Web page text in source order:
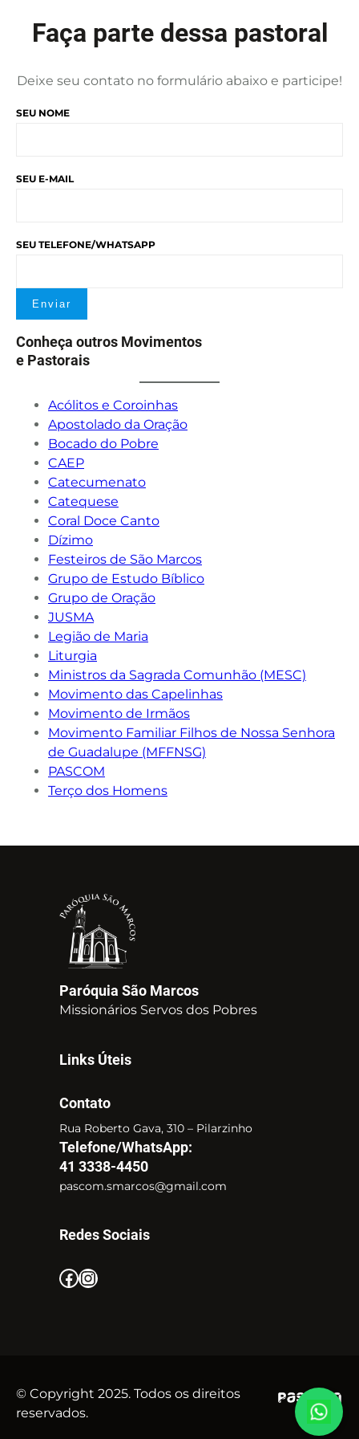
Faça parte dessa pastoral
Deixe seu contato no formulário abaixo e participe!
SEU NOME
SEU E-MAIL
SEU TELEFONE/WHATSAPP
Conheça outros Movimentos
e Pastorais
Acólitos e Coroinhas
Apostolado da Oração
Bocado do Pobre
CAEP
Catecumenato
Catequese
Coral Doce Canto
Dízimo
Festeiros de São Marcos
Grupo de Estudo Bíblico
Grupo de Oração
JUSMA
Legião de Maria
Liturgia
Ministros da Sagrada Comunhão (MESC)
Movimento das Capelinhas
Movimento de Irmãos
Movimento Familiar Filhos de Nossa Senhora
de Guadalupe (MFFNSG)
PASCOM
Terço dos Homens
Paróquia São Marcos
Missionários Servos dos Pobres
Links Úteis
Contato
Rua Roberto Gava, 310 – Pilarzinho
Telefone/WhatsApp:
41 3338-4450
pascom.smarcos@gmail.com
Redes Sociais
Facebook Instagram
© Copyright 2025. Todos os direitos
reservados.